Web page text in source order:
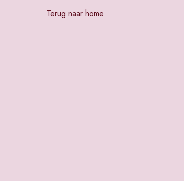
Terug naar home